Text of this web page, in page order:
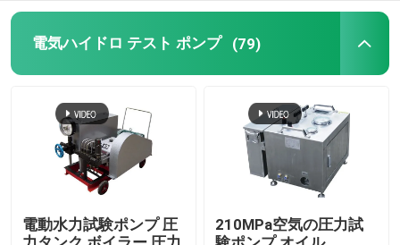
電気ハイドロ テスト ポンプ (79)
電動水力試験ポンプ 圧
210MPa空気の圧力試